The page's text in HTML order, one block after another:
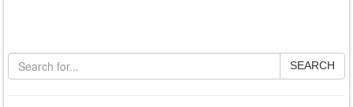
SEARCH